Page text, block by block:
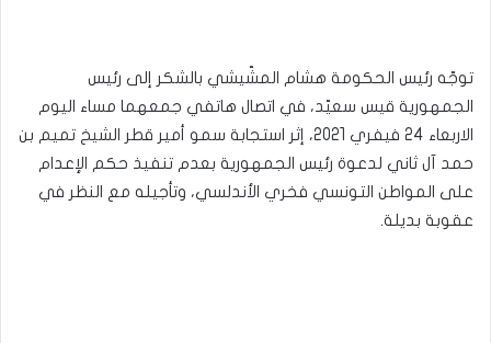
توجّه رئيس الحكومة هشام المشّيشي بالشكر إلى رئيس
الجمهورية قيس سعيّد، في اتصال هاتفي جمعهما مساء اليوم
الاربعاء 24 فيفري 2021، إثر استجابة سمو أمير قطر الشيخ تميم بن
حمد آل ثاني لدعوة رئيس الجمهورية بعدم تنفيذ حكم الإعدام
على المواطن التونسي فخري الأندلسي، وتأجيله مع النظر في
عقوبة بديلة.